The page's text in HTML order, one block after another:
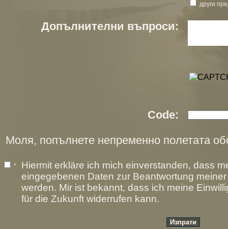
други
Допълнителни въпроси:
Code:
Моля, попълнете непременно полетата
*
Hiermit erkläre ich mich einverstanden, dass
eingegebenen Daten zur Beantwortung
werden. Mir ist bekannt, dass ich meine
für die Zukunft widerrufen kann.